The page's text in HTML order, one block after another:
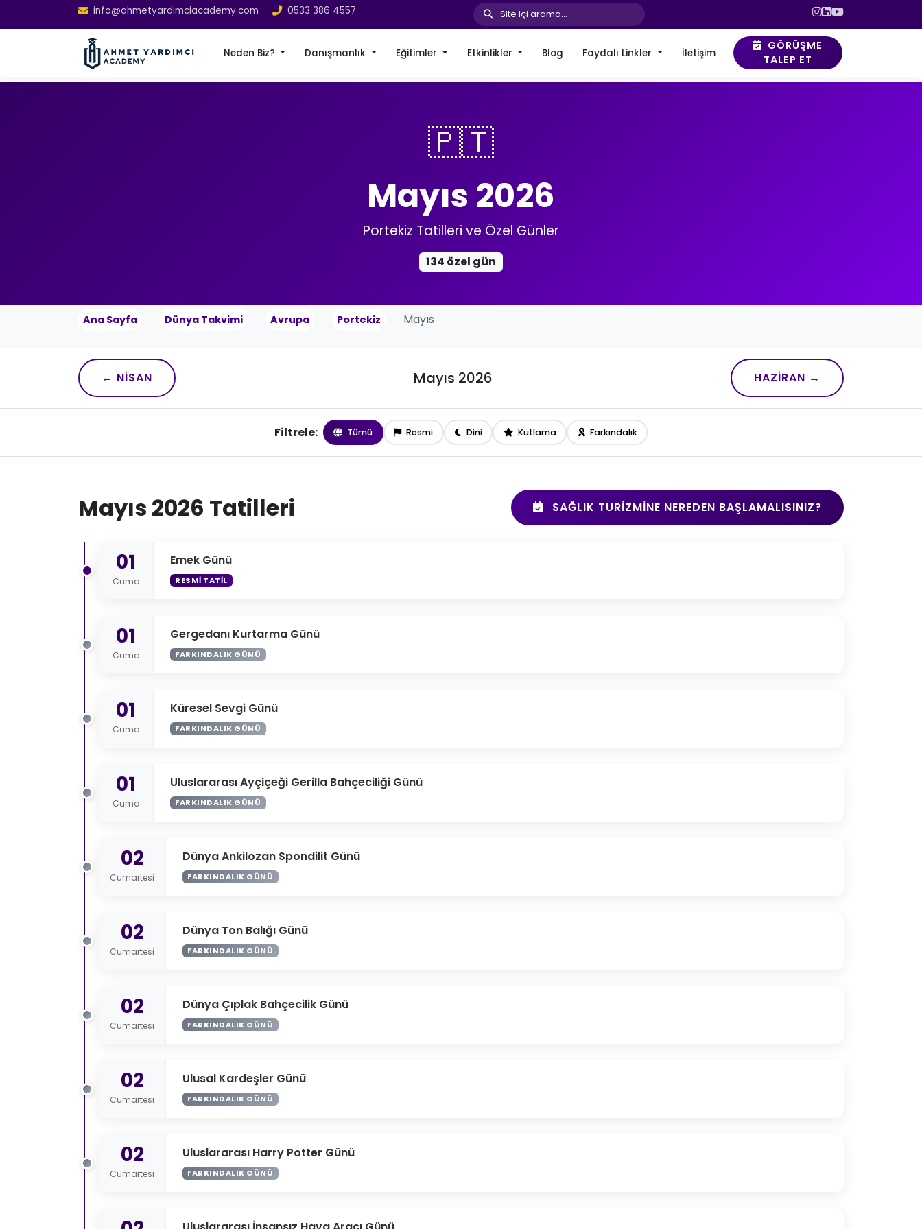
info@ahmetyardimciacademy.com 0533 386 4557 Site içi arama...
Neden Biz? Danışmanlık Eğitimler Etkinlikler Blog Faydalı Linkler İletişim
GÖRÜŞME
TALEP ET
🇵🇹
Mayıs 2026
Portekiz Tatilleri ve Özel Günler
134 özel gün
Ana Sayfa Dünya Takvimi Avrupa Portekiz Mayıs
← NISAN Mayıs 2026 HAZIRAN →
Filtrele: Tümü Resmi Dini Kutlama Farkındalık
Mayıs 2026 Tatilleri SAĞLIK TURIZMINE NEREDEN BAŞLAMALISINIZ?
01
Cuma
Emek Günü
RESMI TATIL
01
Cuma
Gergedanı Kurtarma Günü
FARKINDALIK GÜNÜ
01
Cuma
Küresel Sevgi Günü
FARKINDALIK GÜNÜ
01
Cuma
Uluslararası Ayçiçeği Gerilla Bahçeciliği Günü
FARKINDALIK GÜNÜ
02
Cumartesi
Dünya Ankilozan Spondilit Günü
FARKINDALIK GÜNÜ
02
Cumartesi
Dünya Ton Balığı Günü
FARKINDALIK GÜNÜ
02
Cumartesi
Dünya Çıplak Bahçecilik Günü
FARKINDALIK GÜNÜ
02
Cumartesi
Ulusal Kardeşler Günü
FARKINDALIK GÜNÜ
02
Cumartesi
Uluslararası Harry Potter Günü
FARKINDALIK GÜNÜ